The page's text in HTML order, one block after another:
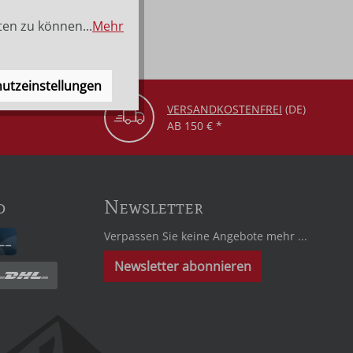
VERSANDKOSTENFREI (DE)
AB 150 € *
Newsletter
Verpassen Sie keine Angebote mehr ...
Newsletter abonnieren
zu können...Mehr